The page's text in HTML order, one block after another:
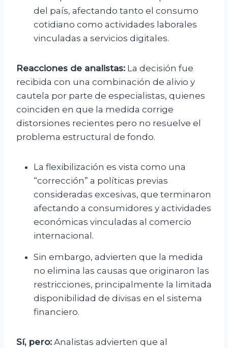
del país, afectando tanto el consumo
cotidiano como actividades laborales
vinculadas a servicios digitales.
Reacciones de analistas: La decisión fue
recibida con una combinación de alivio y
cautela por parte de especialistas, quienes
coinciden en que la medida corrige
distorsiones recientes pero no resuelve el
problema estructural de fondo.
La flexibilización es vista como una
“corrección” a políticas previas
consideradas excesivas, que terminaron
afectando a consumidores y actividades
económicas vinculadas al comercio
internacional.
Sin embargo, advierten que la medida
no elimina las causas que originaron las
restricciones, principalmente la limitada
disponibilidad de divisas en el sistema
financiero.
Sí, pero: Analistas advierten que al